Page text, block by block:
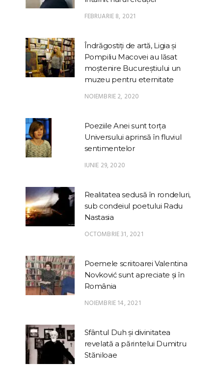
FEBRUARIE 8, 2021
Îndrăgostiți de artă, Ligia și
Pompiliu Macovei au lăsat
moștenire Bucureștiului un
muzeu pentru eternitate
NOIEMBRIE 2, 2020
Poeziile Anei sunt torța
Universului aprinsă în fluviul
sentimentelor
IUNIE 29, 2020
Realitatea sedusă în rondeluri,
sub condeiul poetului Radu
Nastasia
OCTOMBRIE 31, 2021
Poemele scriitoarei Valentina
Novković sunt apreciate și în
România
NOIEMBRIE 14, 2021
Sfântul Duh și divinitatea
revelată a părintelui Dumitru
Stăniloae